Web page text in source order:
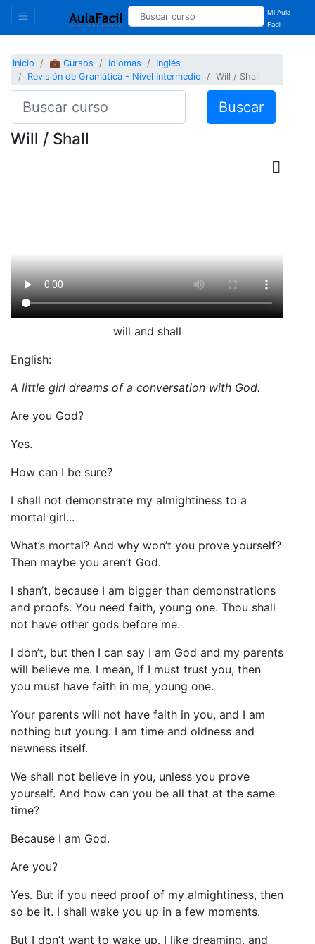
Mi Aula
Facil
Inicio 💼 Cursos Idiomas
Inglés
Revisión de Gramática - Nivel Intermedio
Will / Shall
Buscar
Will / Shall
will and shall
English:
A little girl dreams of a conversation with God.
Are you God?
Yes.
How can I be sure?
I shall not demonstrate my almightiness to a
mortal girl...
What’s mortal? And why won’t you prove yourself?
Then maybe you aren’t God.
I shan’t, because I am bigger than demonstrations
and proofs. You need faith, young one. Thou shall
not have other gods before me.
I don’t, but then I can say I am God and my parents
will believe me. I mean, If I must trust you, then
you must have faith in me, young one.
Your parents will not have faith in you, and I am
nothing but young. I am time and oldness and
newness itself.
We shall not believe in you, unless you prove
yourself. And how can you be all that at the same
time?
Because I am God.
Are you?
Yes. But if you need proof of my almightiness, then
so be it. I shall wake you up in a few moments.
But I don’t want to wake up. I like dreaming, and